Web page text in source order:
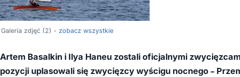
Galeria zdjęć (2) - zobacz wszystkie
Artem Basalkin i Ilya Haneu zostali oficjalnymi
pozycji uplasowali się zwycięzcy wyścigu nocnego –